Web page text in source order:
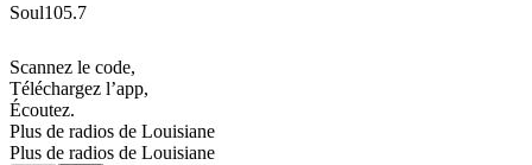
Soul105.7
Scannez le code,
Téléchargez l’app,
Écoutez.
Plus de radios de Louisiane
Plus de radios de Louisiane